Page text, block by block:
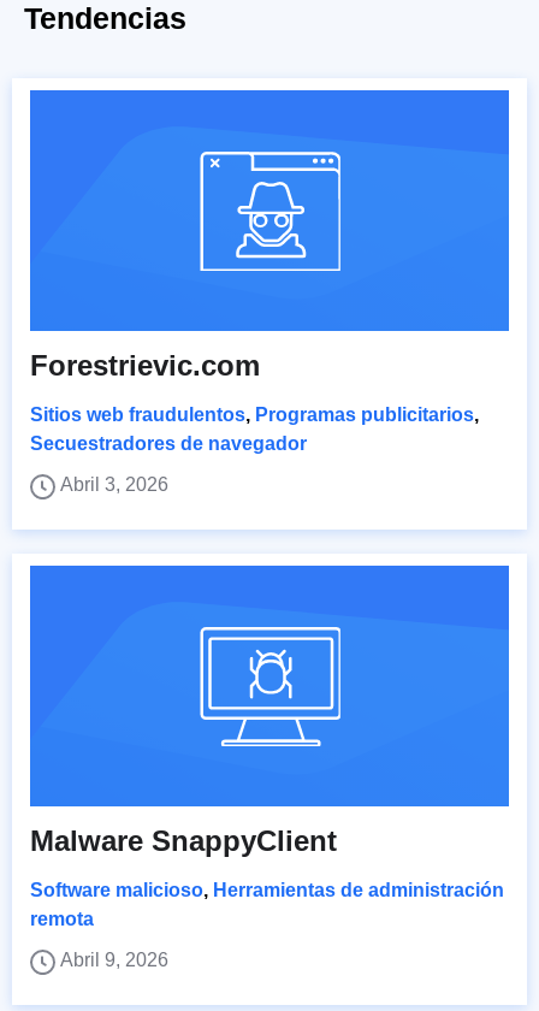
Tendencias
Forestrievic.com
Sitios web fraudulentos, Programas publicitarios,
Secuestradores de navegador
Abril 3, 2026
Malware SnappyClient
Software malicioso, Herramientas de administración
remota
Abril 9, 2026